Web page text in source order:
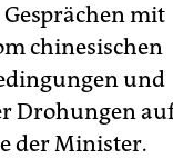
mit
chinesischen
und
Drohungen
der Minister.